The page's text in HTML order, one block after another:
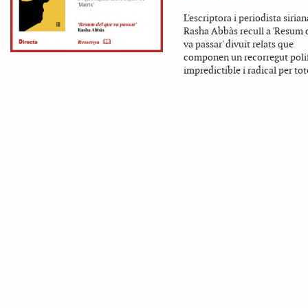
L'escriptora i periodista
Rasha Abbàs recull a 'Resum
va passar' divuit relats que
componen un recorregut
impredictible i radical per